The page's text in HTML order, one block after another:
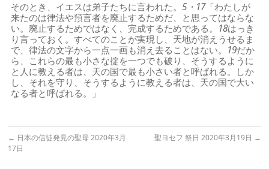
そのとき、イエスは弟子たちに言われた。5・17「わたしが
来たのは律法や預言者を廃止するためだ、と思ってはならな
い。廃止するためではなく、完成するためである。 18はっき
り言っておく。すべてのことが実現し、天地が消えうせるま
で、律法の文字から一点一画も消え去ることはない。 19だか
ら、これらの最も小さな掟を一つでも破り、そうするように
と人に教える者は、天の国で最も小さい者と呼ばれる。しか
し、それを守り、そうするように教える者は、天の国で大い
なる者と呼ばれる。」
← 日本の信徒発見の聖母 2020年3月
17日
聖ヨセフ 祭日 2020年3月19日 →